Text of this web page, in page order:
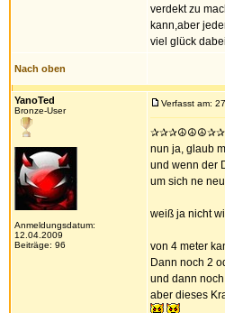
verdekt zu
kann,aber
viel glück
Nach oben
YanoTed
Bronze-User
Anmeldungsdatum:
12.04.2009
Beiträge: 96
Verfasst am:
nun ja, glaub
und wenn der
um sich ne
weiß ja nicht
von 4 meter
Dann noch 2
und dann
aber dieses